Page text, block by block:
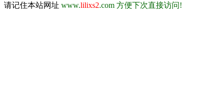
请记住本站网址 www.lilixs2.com 方便下次直接访问!